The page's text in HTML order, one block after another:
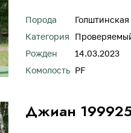
Порода
Голштинская
Категория
Рожден
14.03.2023
Комолость PF
Джиан